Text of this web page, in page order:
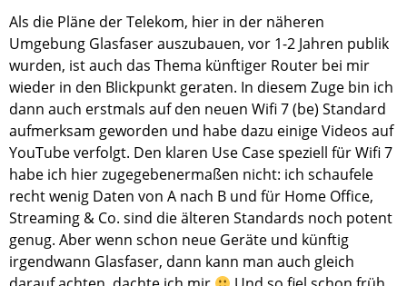
Als die Pläne der Telekom, hier in der näheren
Umgebung Glasfaser auszubauen, vor 1-2 Jahren publik
wurden, ist auch das Thema künftiger Router bei mir
wieder in den Blickpunkt geraten. In diesem Zuge bin ich
dann auch erstmals auf den neuen Wifi 7 (be) Standard
aufmerksam geworden und habe dazu einige Videos auf
YouTube verfolgt. Den klaren Use Case speziell für Wifi 7
habe ich hier zugegebenermaßen nicht: ich schaufele
recht wenig Daten von A nach B und für Home Office,
Streaming & Co. sind die älteren Standards noch potent
genug. Aber wenn schon neue Geräte und künftig
irgendwann Glasfaser, dann kann man auch gleich